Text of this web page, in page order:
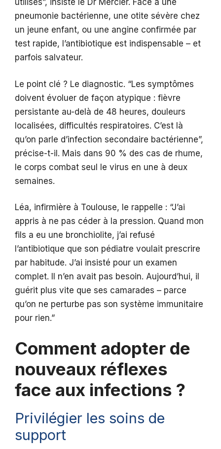
utilisés”, insiste le Dr Mercier. Face à une
pneumonie bactérienne, une otite sévère chez
un jeune enfant, ou une angine confirmée par
test rapide, l’antibiotique est indispensable – et
parfois salvateur.
Le point clé ? Le diagnostic. “Les symptômes
doivent évoluer de façon atypique : fièvre
persistante au-delà de 48 heures, douleurs
localisées, difficultés respiratoires. C’est là
qu’on parle d’infection secondaire bactérienne”,
précise-t-il. Mais dans 90 % des cas de rhume,
le corps combat seul le virus en une à deux
semaines.
Léa, infirmière à Toulouse, le rappelle : “J’ai
appris à ne pas céder à la pression. Quand mon
fils a eu une bronchiolite, j’ai refusé
l’antibiotique que son pédiatre voulait prescrire
par habitude. J’ai insisté pour un examen
complet. Il n’en avait pas besoin. Aujourd’hui, il
guérit plus vite que ses camarades – parce
qu’on ne perturbe pas son système immunitaire
pour rien.”
Comment adopter de
nouveaux réflexes
face aux infections ?
Privilégier les soins de
support